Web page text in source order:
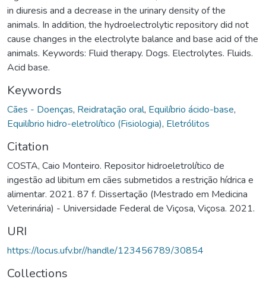
in diuresis and a decrease in the urinary density of the
animals. In addition, the hydroelectrolytic repository did not
cause changes in the electrolyte balance and base acid of the
animals. Keywords: Fluid therapy. Dogs. Electrolytes. Fluids.
Acid base.
Keywords
Cães - Doenças, Reidratação oral, Equilíbrio ácido-base,
Equilíbrio hidro-eletrolítico (Fisiologia), Eletrólitos
Citation
COSTA, Caio Monteiro. Repositor hidroeletrolítico de
ingestão ad libitum em cães submetidos a restrição hídrica e
alimentar. 2021. 87 f. Dissertação (Mestrado em Medicina
Veterinária) - Universidade Federal de Viçosa, Viçosa. 2021.
URI
https://locus.ufv.br//handle/123456789/30854
Collections